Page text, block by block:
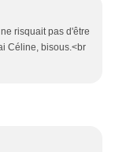
risquait pas d'être
Céline, bisous.<br